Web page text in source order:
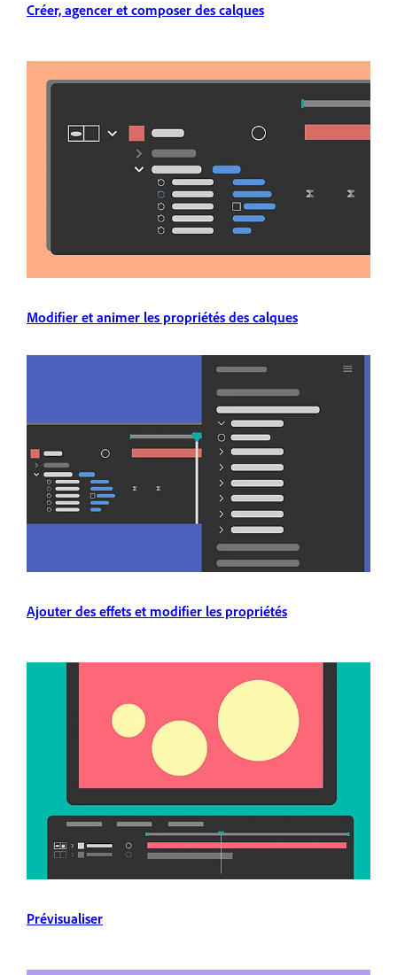
Créer, agencer et composer des calques
Modifier et animer les propriétés des calques
Ajouter des effets et modifier les propriétés
Prévisualiser